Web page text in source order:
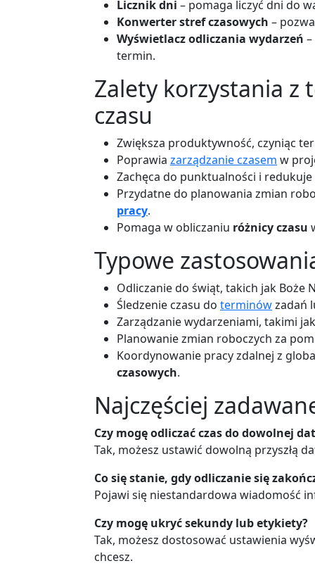
Licznik dni – pomaga liczyć dni do
Konwerter stref czasowych –
Wyświetlacz odliczania wydarzeń
termin.
Zalety korzystania z
czasu
Zwiększa produktywność, czyniąc
Poprawia zarządzanie czasem w
Zachęca do punktualności i
Przydatne do planowania zmian
pracy.
Pomaga w obliczaniu różnicy czasu
Typowe
Odliczanie do świąt, takich jak Boże
Śledzenie czasu do terminówzadań
Zarządzanie wydarzeniami, takimi
Planowanie zmian roboczych za
Koordynowanie pracy zdalnej z
czasowych.
Najczęściej
Czy mogę odliczać czas do dowolnej
Tak, możesz ustawić dowolną przyszłą
Co się stanie, gdy odliczanie się
Pojawi się niestandardowa wiadomość
Czy mogę ukryć sekundy lub etykiety?
Tak, możesz dostosować ustawienia
chcesz.